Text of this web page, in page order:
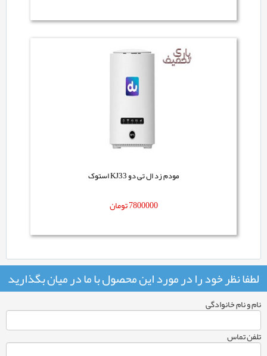
مودم زد ال تی دو KJ33 استوک
7800000تومان
لطفا نظر خود را در مورد این محصول با ما در میان بگذارید
نام و نام خانوادگی
تلفن تماس